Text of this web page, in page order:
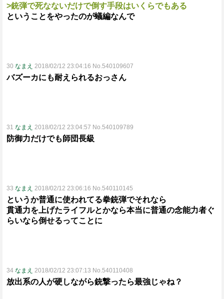
>銃弾で死なないだけで倒す手段はいくらでもある
ということをやったのが蟻編なんで
30 なまえ 2018/02/12 23:04:16 No.540109607
バズーカにも耐えられるおっさん
31 なまえ 2018/02/12 23:04:57 No.540109789
防御力だけでも師団長級
33 なまえ 2018/02/12 23:06:16 No.540110145
というか普通に使われてる拳銃弾でそれなら
貫通力を上げたライフルとかなら本当に普通の念能力者ぐ
らいなら倒せるってことに
34 なまえ 2018/02/12 23:07:13 No.540110408
放出系の人が硬しながら銃撃ったら最強じゃね？